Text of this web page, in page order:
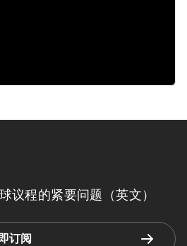
议程的紧要问题（英文）
订阅